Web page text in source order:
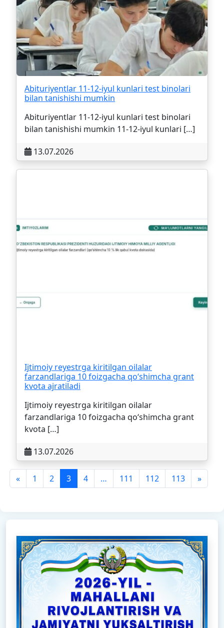
Abituriyentlar 11-12-iyul kunlari test binolari
bilan tanishishi mumkin
Abituriyentlar 11-12-iyul kunlari test binolari
bilan tanishishi mumkin 11-12-iyul kunlari […]
13.07.2026
Ijtimoiy reyestrga kiritilgan oilalar
farzandlariga 10 foizgacha qo‘shimcha grant
kvota ajratiladi
Ijtimoiy reyestrga kiritilgan oilalar
farzandlariga 10 foizgacha qo‘shimcha grant
kvota […]
13.07.2026
« 1 2 3 4 … 111 112 113 »